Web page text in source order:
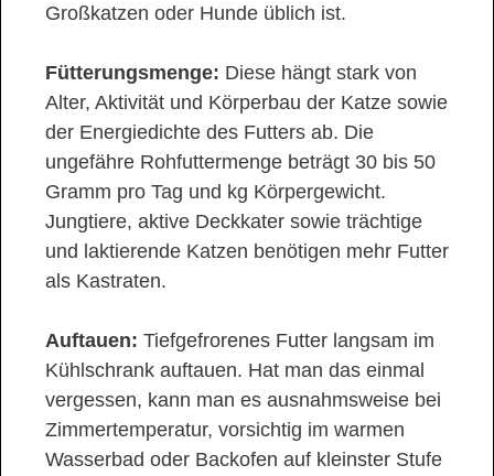
Großkatzen oder Hunde üblich ist.
Fütterungsmenge: Diese hängt stark von
Alter, Aktivität und Körperbau der Katze sowie
der Energiedichte des Futters ab. Die
ungefähre Rohfuttermenge beträgt 30 bis 50
Gramm pro Tag und kg Körpergewicht.
Jungtiere, aktive Deckkater sowie trächtige
und laktierende Katzen benötigen mehr Futter
als Kastraten.
Auftauen: Tiefgefrorenes Futter langsam im
Kühlschrank auftauen. Hat man das einmal
vergessen, kann man es ausnahmsweise bei
Zimmertemperatur, vorsichtig im warmen
Wasserbad oder Backofen auf kleinster Stufe